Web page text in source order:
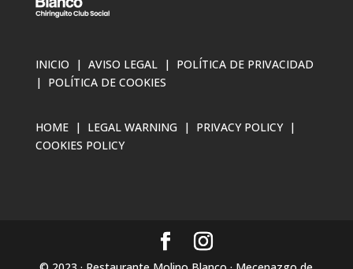
INICIO | AVISO LEGAL| POLÍTICA DE PRIVACIDAD
| POLÍTICA DE COOKIES
HOME| LEGAL WARNING | PRIVACY POLICY|
COOKIES POLICY